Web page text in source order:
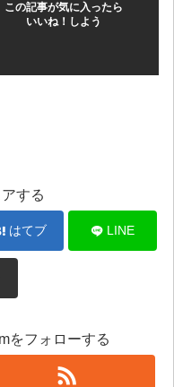
この記事が気に入ったら
いいね！しよう
する
はてブ LINE
をフォローする